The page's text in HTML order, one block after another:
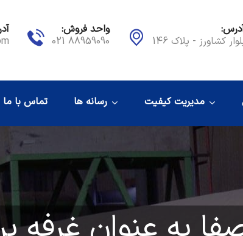
کشاورز - پلاک 146
واحد فروش:
88959090 021
مدیریت کیفیت رسانه ها تماس با ما